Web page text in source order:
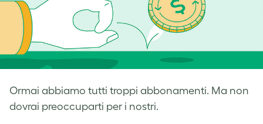
Ormai abbiamo tutti troppi abbonamenti. Ma non
dovrai preoccuparti per i nostri.